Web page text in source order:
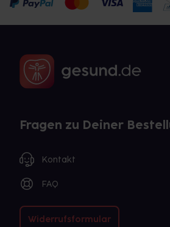
Fragen zu Deiner
Kontakt
FAQ
Widerrufsformular